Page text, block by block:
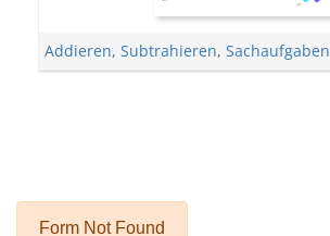
Addieren, Subtrahieren, Sachaufgaben